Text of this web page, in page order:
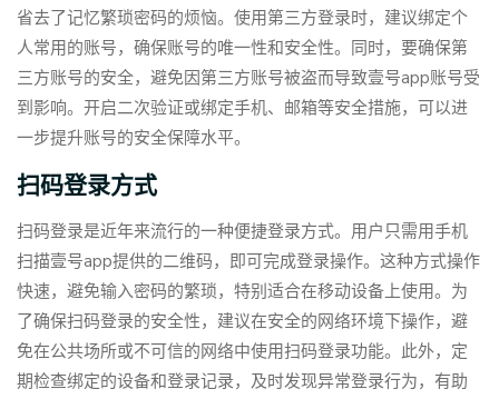
省去了记忆繁琐密码的烦恼。使用第三方登录时，建议绑定个
人常用的账号，确保账号的唯一性和安全性。同时，要确保第
三方账号的安全，避免因第三方账号被盗而导致壹号app账号受
到影响。开启二次验证或绑定手机、邮箱等安全措施，可以进
一步提升账号的安全保障水平。
扫码登录方式
扫码登录是近年来流行的一种便捷登录方式。用户只需用手机
扫描壹号app提供的二维码，即可完成登录操作。这种方式操作
快速，避免输入密码的繁琐，特别适合在移动设备上使用。为
了确保扫码登录的安全性，建议在安全的网络环境下操作，避
免在公共场所或不可信的网络中使用扫码登录功能。此外，定
期检查绑定的设备和登录记录，及时发现异常登录行为，有助